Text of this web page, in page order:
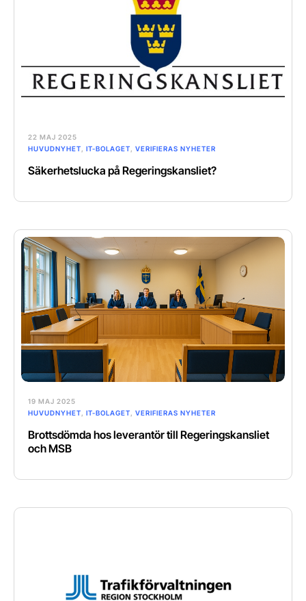
22 MAJ 2025
HUVUDNYHET
IT-BOLAGET VERIFIERAS NYHETER
Säkerhetslucka på Regeringskansliet?
19 MAJ 2025
HUVUDNYHET
IT-BOLAGET VERIFIERAS NYHETER
Brottsdömda hos leverantör till Regeringskansliet
och MSB